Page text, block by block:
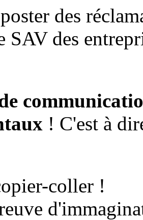
des
SAV des
! C'est à
coller !